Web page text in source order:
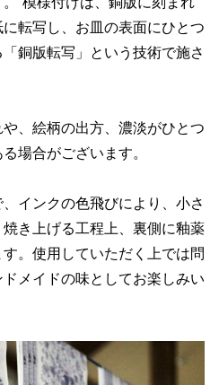
転写し、お皿の表面にひとつ
銅版転写」という技術で施さ
、絵柄の出方、濃淡がひとつ
場合がございます。
インクの色飛びにより、小さ
き上げる工程上、裏側に釉薬
。使用していただく上では問
メイドの味としてお楽しみい